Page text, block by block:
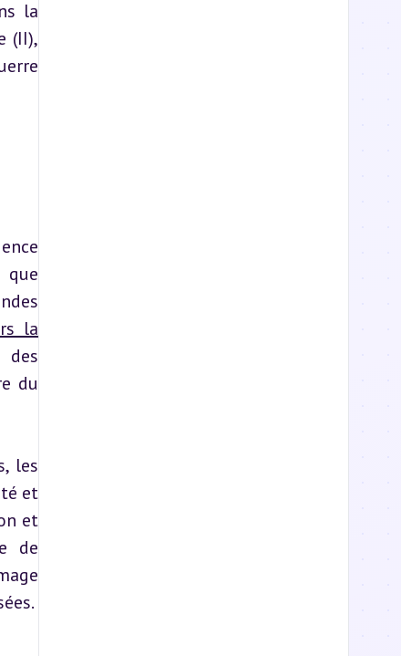
la
(II),
que
la
des
du
les
et
de